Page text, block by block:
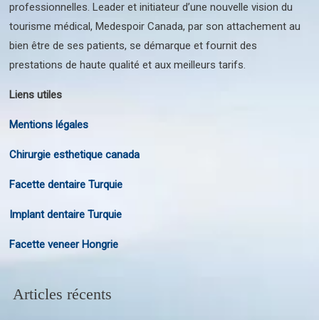
professionnelles. Leader et initiateur d’une nouvelle vision du
tourisme médical, Medespoir Canada, par son attachement au
bien être de ses patients, se démarque et fournit des
prestations de haute qualité et aux meilleurs tarifs.
Liens utiles
Mentions légales
Chirurgie esthetique canada
Facette dentaire Turquie
Implant dentaire Turquie
Facette veneer Hongrie
Articles récents